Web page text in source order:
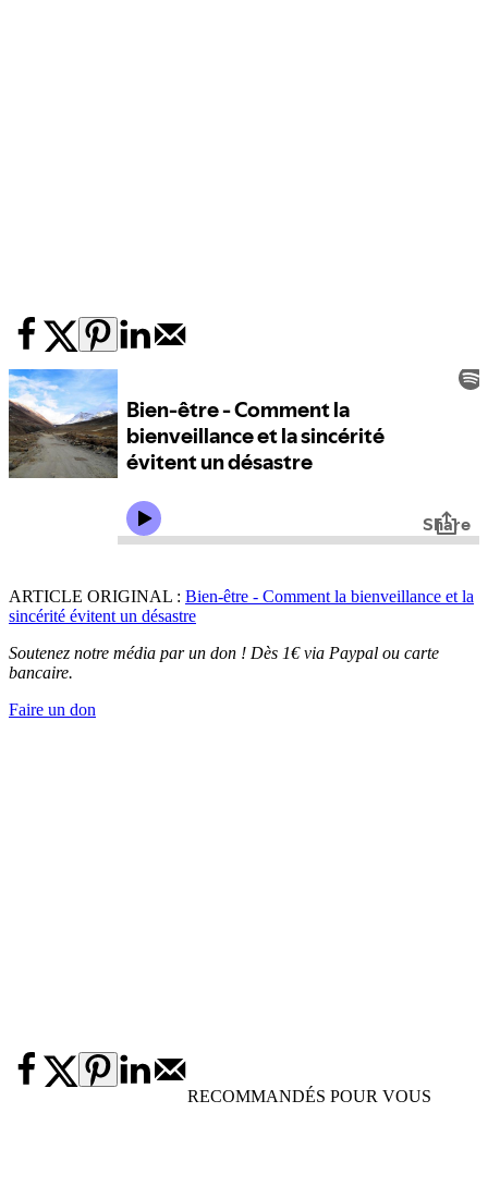
ARTICLE ORIGINAL : Bien-être - Comment la bienveillance et la
sincérité évitent un désastre
Soutenez notre média par un don ! Dès 1€ via Paypal ou carte
bancaire.
Faire un don
RECOMMANDÉS POUR VOUS